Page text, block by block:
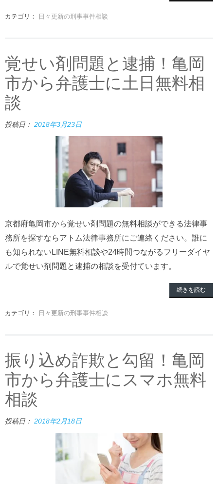
カテゴリ： 日々更新の刑事事件相談
覚せい剤問題と逮捕！亀岡
市から弁護士に土日無料相
談
投稿日： 2018年3月23日
京都府亀岡市から覚せい剤問題の無料相談ができる法律事
務所を探すならアトム法律事務所にご連絡ください。誰に
も知られないLINE無料相談や24時間つながるフリーダイヤ
ルで覚せい剤問題と逮捕の相談を受付ています。
続きを読む
カテゴリ： 日々更新の刑事事件相談
振り込め詐欺と勾留！亀岡
市から弁護士にスマホ無料
相談
投稿日： 2018年2月18日